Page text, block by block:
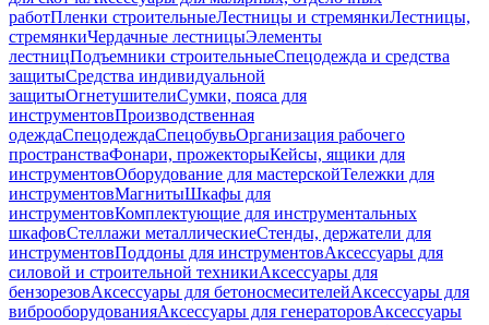
работПленки строительныеЛестницы и стремянкиЛестницы,
стремянкиЧердачные лестницыЭлементы
лестницПодъемники строительныеСпецодежда и средства
защитыСредства индивидуальной
защитыОгнетушителиСумки, пояса для
инструментовПроизводственная
одеждаСпецодеждаСпецобувьОрганизация рабочего
пространстваФонари, прожекторыКейсы, ящики для
инструментовОборудование для мастерскойТележки для
инструментовМагнитыШкафы для
инструментовКомплектующие для инструментальных
шкафовСтеллажи металлическиеСтенды, держатели для
инструментовПоддоны для инструментовАксессуары для
силовой и строительной техникиАксессуары для
бензорезовАксессуары для бетоносмесителейАксессуары для
виброоборудованияАксессуары для генераторовАксессуары